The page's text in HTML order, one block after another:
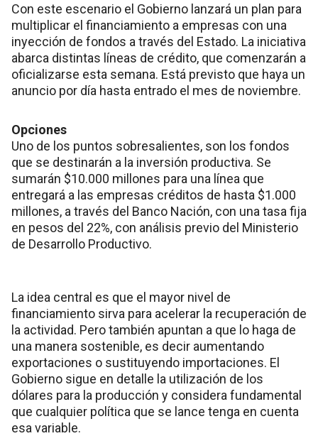
Con este escenario el Gobierno lanzará un plan para
multiplicar el financiamiento a empresas con una
inyección de fondos a través del Estado. La iniciativa
abarca distintas líneas de crédito, que comenzarán a
oficializarse esta semana. Está previsto que haya un
anuncio por día hasta entrado el mes de noviembre.
Opciones
Uno de los puntos sobresalientes, son los fondos
que se destinarán a la inversión productiva. Se
sumarán $10.000 millones para una línea que
entregará a las empresas créditos de hasta $1.000
millones, a través del Banco Nación, con una tasa fija
en pesos del 22%, con análisis previo del Ministerio
de Desarrollo Productivo.
La idea central es que el mayor nivel de
financiamiento sirva para acelerar la recuperación de
la actividad. Pero también apuntan a que lo haga de
una manera sostenible, es decir aumentando
exportaciones o sustituyendo importaciones. El
Gobierno sigue en detalle la utilización de los
dólares para la producción y considera fundamental
que cualquier política que se lance tenga en cuenta
esa variable.